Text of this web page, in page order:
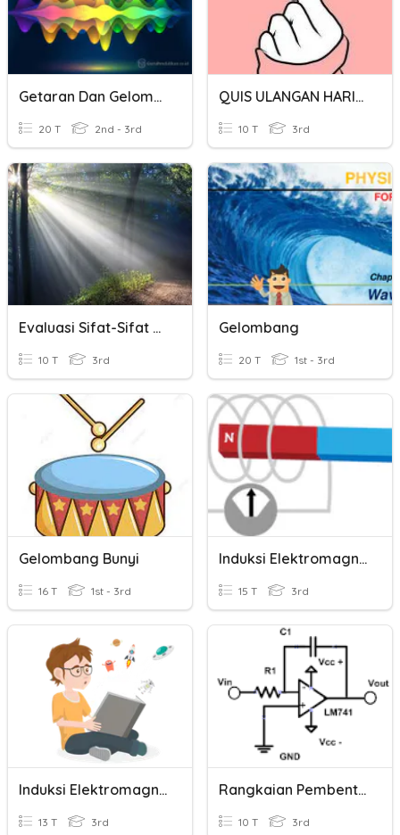
Getaran Dan Gelombang
20 T 2nd - 3rd
QUIS ULANGAN HARIAN FISIKA
10 T 3rd
Evaluasi Sifat-Sifat Cahaya Pertemuan 1 IPA VIII
10 T 3rd
Gelombang
20 T 1st - 3rd
Gelombang Bunyi
16 T 1st - 3rd
Induksi Elektromagnetik
15 T 3rd
Induksi Elektromagnetik
13 T 3rd
Rangkaian Pembentuk Gelombang Integrator Dan Differensiator
10 T 3rd